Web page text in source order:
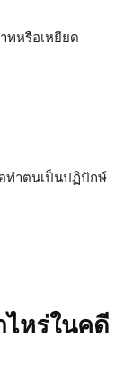
ทหรือเหยียด
ทำตนเป็นปฏิปักษ์
ไหร่ในคดี